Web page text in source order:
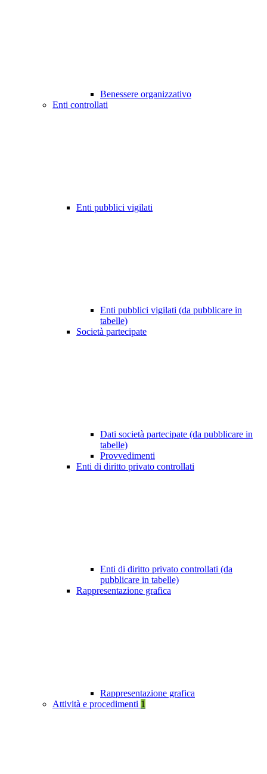
Benessere organizzativo
Enti controllati
Enti pubblici vigilati
Enti pubblici vigilati (da pubblicare in
tabelle)
Società partecipate
Dati società partecipate (da pubblicare in
tabelle)
Provvedimenti
Enti di diritto privato controllati
Enti di diritto privato controllati (da
pubblicare in tabelle)
Rappresentazione grafica
Rappresentazione grafica
Attività e procedimenti 1